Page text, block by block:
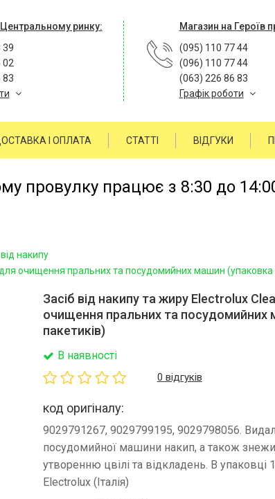
ринку:
39
02
83
Магазин на Героїв
(095) 110 77 44
(096) 110 77 44
(063) 226 86 83
Графік роботи
І ОПЛАТА СТАТТІ ВІДГУКИ
провулку працює з 8:30 до
накипу
очищення пральних та посудомийних машин (упаковка
Засіб від накипу та жиру Electrolux
очищення пральних та посудомийних
пакетиків)
В наявності
0 відгуків
код оригіналу:
9029791267, 9029799195, 9029798056.
посудомийної машини накип, а також
утворенню цвілі та відкладень. В упаковці
Electrolux (Італія)